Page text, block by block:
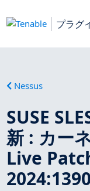
プラグ
Nessus
SUSE
新 : カー
Live